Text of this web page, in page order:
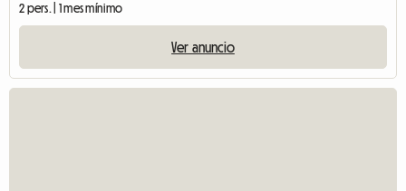
2 pers. | 1 mes mínimo
Ver anuncio